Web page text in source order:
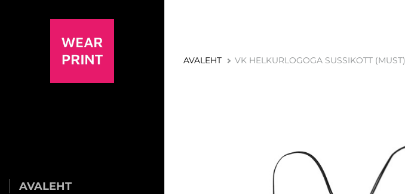
AVALEHT
AVALEHT VK HELKURLOGOGA SUSSIKOTT (MUST)